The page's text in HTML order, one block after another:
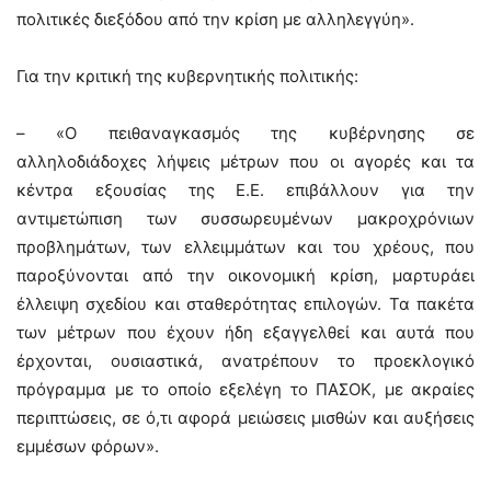
πολιτικές διεξόδου από την κρίση με αλληλεγγύη».
Για την κριτική της κυβερνητικής πολιτικής:
– «Ο πειθαναγκασμός της κυβέρνησης σε
αλληλοδιάδοχες λήψεις μέτρων που οι αγορές και τα
κέντρα εξουσίας της Ε.Ε. επιβάλλουν για την
αντιμετώπιση των συσσωρευμένων μακροχρόνιων
προβλημάτων, των ελλειμμάτων και του χρέους, που
παροξύνονται από την οικονομική κρίση, μαρτυράει
έλλειψη σχεδίου και σταθερότητας επιλογών. Τα πακέτα
των μέτρων που έχουν ήδη εξαγγελθεί και αυτά που
έρχονται, ουσιαστικά, ανατρέπουν το προεκλογικό
πρόγραμμα με το οποίο εξελέγη το ΠΑΣΟΚ, με ακραίες
περιπτώσεις, σε ό,τι αφορά μειώσεις μισθών και αυξήσεις
εμμέσων φόρων».